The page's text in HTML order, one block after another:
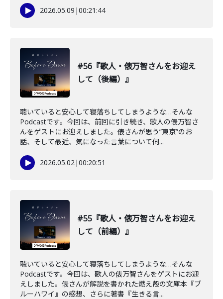
2026.05.09 |00:21:44
#56『歌人・俵万智さんをお迎え
して（後編）』
聴いていると安心して寝落ちしてしまうような…そんな
Podcastです。今回は、前回に引き続き、歌人の俵万智さ
んをゲストにお迎えしました。俵さんが思う”東京”のお
話、そして最近、気になった言葉について伺...
2026.05.02|00:20:51
#55『歌人・俵万智さんをお迎え
して（前編）』
聴いていると安心して寝落ちしてしまうような…そんな
Podcastです。今回は、歌人の俵万智さんをゲストにお迎
えしました。俵さんが解説を書かれた燃え殻の文庫本『ブ
ルーハワイ』の感想、さらに著書『生きる言...